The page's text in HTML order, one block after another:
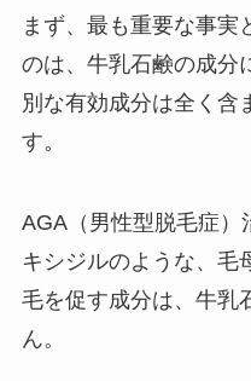
まず、最も重要な事実
のは、牛乳石鹸の成分
別な有効成分は全く含
す。
AGA（男性型脱毛症）
キシジルのような、毛
毛を促す成分は、牛乳
ん。